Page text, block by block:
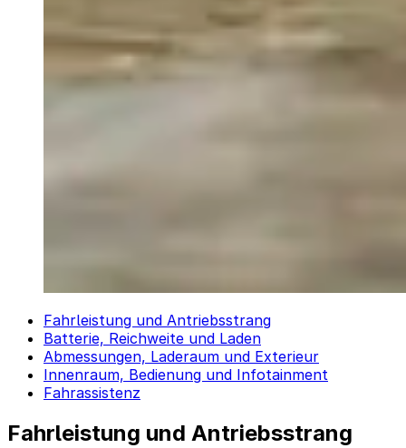
Fahrleistung und Antriebsstrang
Batterie, Reichweite und Laden
Abmessungen, Laderaum und Exterieur
Innenraum, Bedienung und Infotainment
Fahrassistenz
Fahrleistung und Antriebsstrang